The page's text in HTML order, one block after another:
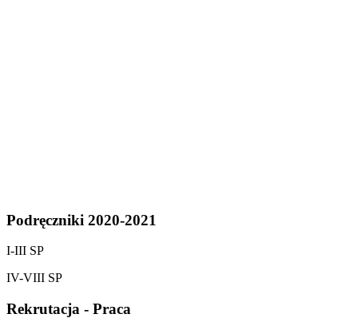
Podręczniki 2020-2021
I-III SP
IV-VIII SP
Rekrutacja - Praca